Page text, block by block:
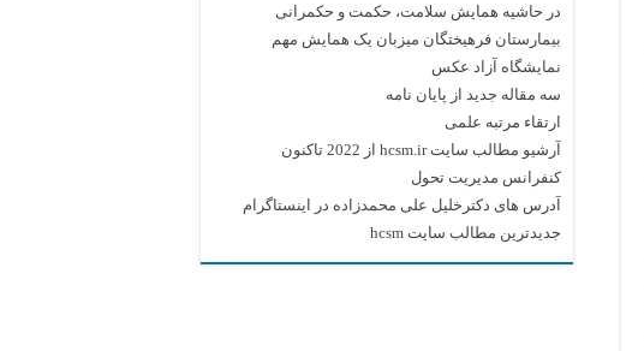
در حاشیه همایش سلامت، حکمت و حکمرانی
بیمارستان فرهیختگان میزبان یک همایش مهم
نمایشگاه آزاد عکس
سه مقاله جدید از پایان نامه
ارتقاء مرتبه علمی
آرشیو مطالب سایت hcsm.ir از 2022 تاکنون
کنفرانس مدیریت تحول
آدرس های دکترخلیل علی محمدزاده در اینستاگرام
جدیدترین مطالب سایت hcsm